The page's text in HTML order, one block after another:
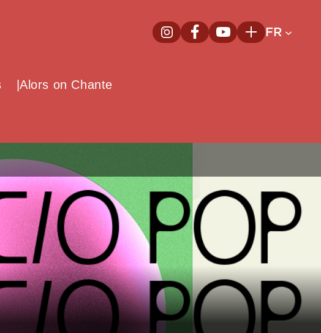
InstagramNouvelle fenêtre
FacebookNouvelle fenêtre
YoutubeNouvelle
PlusFR
homepage
Alors on Chante